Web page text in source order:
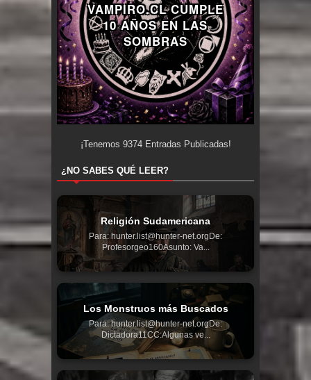
VAMPIRO.CL CUMPLE
10 AÑOS EN LAS
SOMBRAS
¡Tenemos 9374Entradas Publicadas!
¿NO SABES QUÉ LEER?
Religión Sudamericana
Para: hunter.list@hunter-net.orgDe:
Profesorgeo160Asunto: Va...
Los Monstruos más Buscados
Para: hunter.list@hunter-net.orgDe:
Dictadora11CC:Algunas ve...